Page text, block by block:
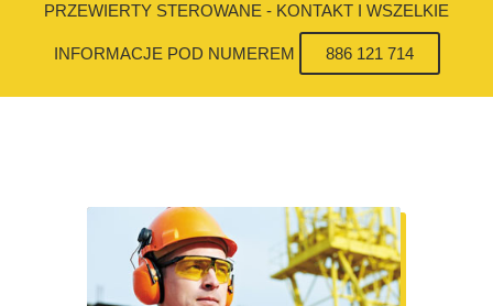
PRZEWIERTY STEROWANE - KONTAKT I WSZELKIE
INFORMACJE POD NUMEREM 886 121 714